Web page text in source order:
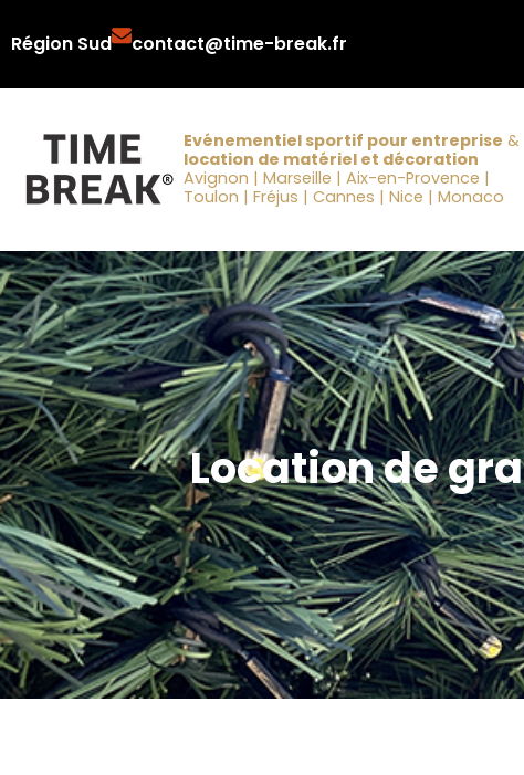
au
contenu
Région Sud contact@time-break.fr
Evénementiel sportif pour entreprise &
location de matériel et décoration
Avignon | Marseille | Aix-en-Provence |
Toulon | Fréjus | Cannes | Nice | Monaco
Location de